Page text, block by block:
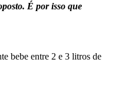
É por isso que
bebe entre 2 e 3 litros de